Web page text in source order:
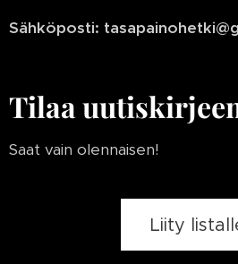
Sähköposti:
Tilaa
Saat vain olennaisen!
Liity